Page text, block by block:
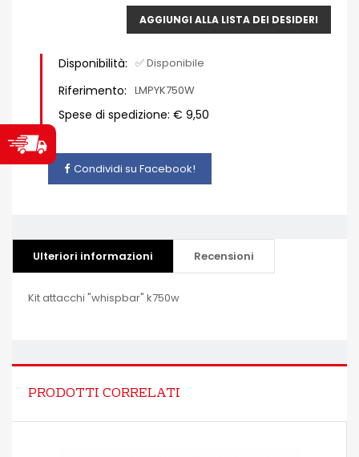
AGGIUNGI ALLA LISTA DEI DESIDERI
Disponibilità: ✅ Disponibile
Riferimento: LMPYK750W
Spese di spedizione: € 9,50
Condividi su Facebook!
Ulteriori informazioni Recensioni
Kit attacchi "whispbar" k750w
PRODOTTI CORRELATI